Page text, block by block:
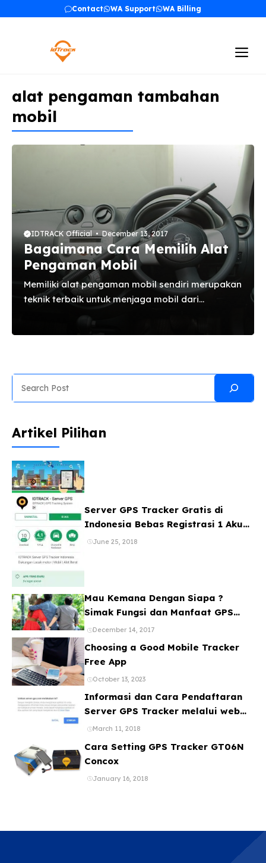
Contact WA Support WA Billing
alat pengaman tambahan
mobil
IDTRACK Official December 13, 2017
Bagaimana Cara Memilih Alat
Pengaman Mobil
Memiliki alat pengaman mobil sendiri merupakan
teknik terbaik untuk menjaga mobil dari
pencurian. Pada dasarnya setiap mobil
dengan usaha yang bisa kita lakukan lebih.
Apalagi saat ini sudah banyak seklai alat dan
jenis pengaman untuk mobil yang di jual di
di indonesia Apa saja alat pengaman mobil yang
biasa di jual di indonesia ? Nah ...
Artikel Pilihan
Server GPS Tracker Gratis di
Indonesia Bebas Registrasi 1 Akun
Banyak Device
June 25, 2018
Mau Kemana Dengan Siapa ?
Simak Fungsi dan Manfaat GPS
Mobil
December 14, 2017
Choosing a Good Mobile Tracker
Free App
October 13, 2023
Informasi dan Cara Pendaftaran
Server GPS Tracker melalui web
ataupun Aplikasi Online Gratis
March 11, 2018
Cara Setting GPS Tracker GT06N
Concox
January 16, 2018